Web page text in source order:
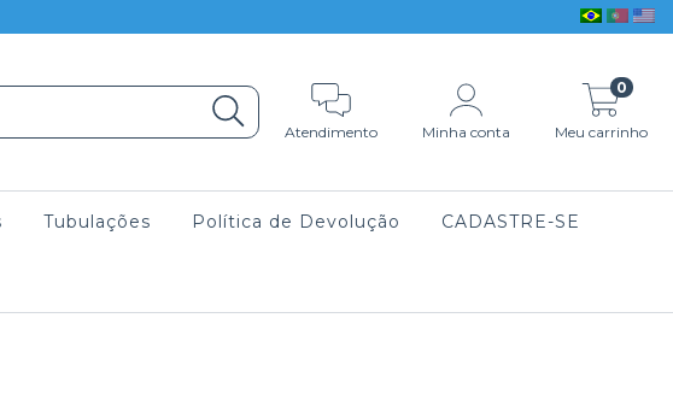
Atendimento Minha conta Meu carrinho
0
Tubulações Política de Devolução CADASTRE-SE